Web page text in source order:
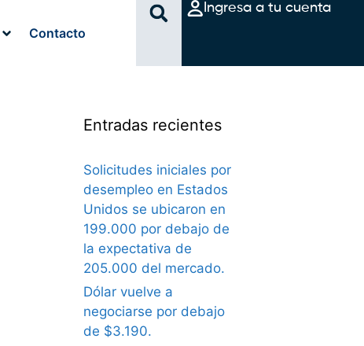
Contacto
Ingresa a tu cuenta
Entradas recientes
Solicitudes iniciales por
desempleo en Estados
Unidos se ubicaron en
199.000 por debajo de
la expectativa de
205.000 del mercado.
Dólar vuelve a
negociarse por debajo
de $3.190.